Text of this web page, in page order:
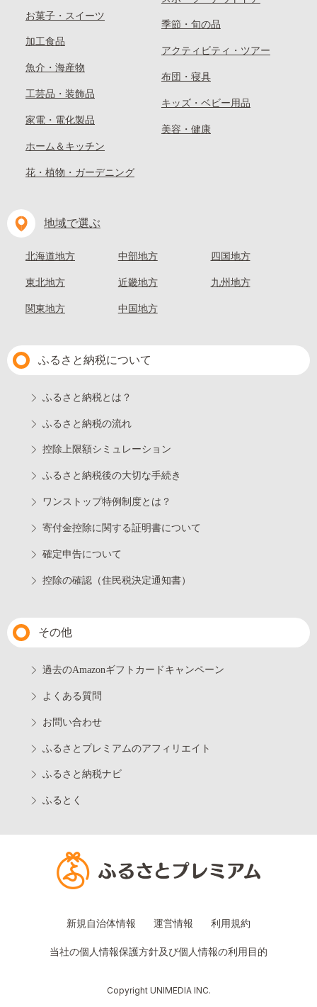
お菓子・スイーツ
加工食品
魚介・海産物
工芸品・装飾品
家電・電化製品
ホーム＆キッチン
花・植物・ガーデニング
季節・旬の品
アクティビティ・ツアー
布団・寝具
キッズ・ベビー用品
美容・健康
地域で選ぶ
北海道地方
東北地方
関東地方
中部地方
近畿地方
中国地方
四国地方
九州地方
ふるさと納税について
ふるさと納税とは？
ふるさと納税の流れ
控除上限額シミュレーション
ふるさと納税後の大切な手続き
ワンストップ特例制度とは？
寄付金控除に関する証明書について
確定申告について
控除の確認（住民税決定通知書）
その他
過去のAmazonギフトカードキャンペーン
よくある質問
お問い合わせ
ふるさとプレミアムのアフィリエイト
ふるさと納税ナビ
ふるとく
新規自治体情報 運営情報 利用規約
当社の個人情報保護方針及び個人情報の利用目的
Copyright UNIMEDIA INC.